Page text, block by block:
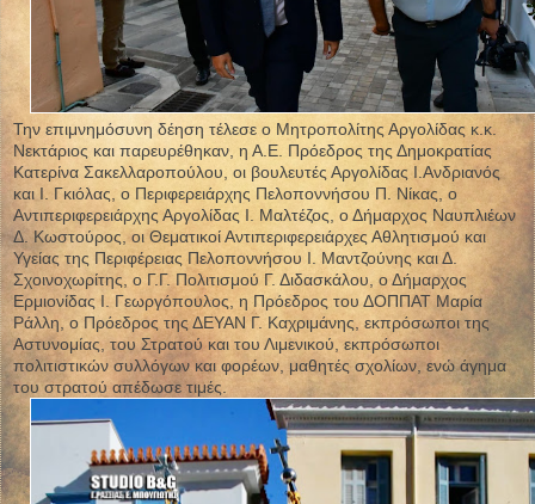
Την επιμνημόσυνη δέηση τέλεσε ο Μητροπολίτης Αργολίδας κ.κ.
Νεκτάριος και παρευρέθηκαν, η Α.Ε. Πρόεδρος της Δημοκρατίας
Κατερίνα Σακελλαροπούλου, οι βουλευτές Αργολίδας Ι.Ανδριανός
και Ι. Γκιόλας, ο Περιφερειάρχης Πελοποννήσου Π. Νίκας, ο
Αντιπεριφερειάρχης Αργολίδας Ι. Μαλτέζος, ο Δήμαρχος Ναυπλιέων
Δ. Κωστούρος, οι Θεματικοί Αντιπεριφερειάρχες Αθλητισμού και
Υγείας της Περιφέρειας Πελοποννήσου Ι. Μαντζούνης και Δ.
Σχοινοχωρίτης, ο Γ.Γ. Πολιτισμού Γ. Διδασκάλου, ο Δήμαρχος
Ερμιονίδας Ι. Γεωργόπουλος, η Πρόεδρος του ΔΟΠΠΑΤ Μαρία
Ράλλη, ο Πρόεδρος της ΔΕΥΑΝ Γ. Καχριμάνης, εκπρόσωποι της
Αστυνομίας, του Στρατού και του Λιμενικού, εκπρόσωποι
πολιτιστικών συλλόγων και φορέων, μαθητές σχολίων, ενώ άγημα
του στρατού απέδωσε τιμές.